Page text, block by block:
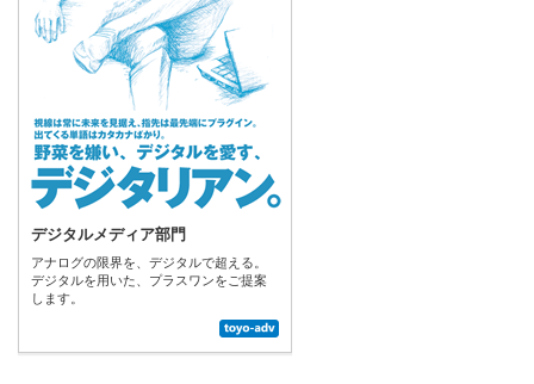
デジタルメディア部門
アナログの限界を、デジタルで超える。
デジタルを用いた、プラスワンをご提案
します。